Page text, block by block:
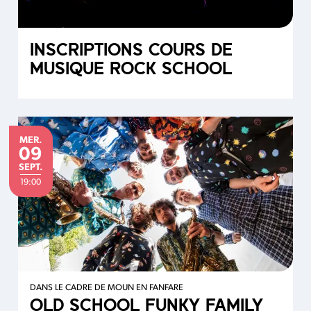
INSCRIPTIONS COURS DE
MUSIQUE ROCK SCHOOL
MERCREDI
MER.
09
SEPTEMBRE
SEPT.
19:00
DANS LE CADRE DE MOUN EN FANFARE
OLD SCHOOL FUNKY FAMILY